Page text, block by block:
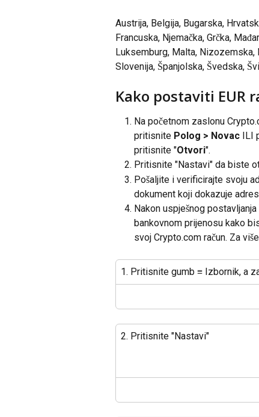
Austrija, Belgija, Bugarska,
Francuska, Njemačka, Grčka,
Luksemburg, Malta, Nizozemska,
Slovenija, Španjolska, Švedska,
Kako postaviti EUR
Na početnom zaslonu
pritisnite Polog > Novac ILI
pritisnite "Otvori".
Pritisnite "Nastavi" da biste
Pošaljite i verificirajte svoju
dokument koji dokazuje
Nakon uspješnog
bankovnom prijenosu kako
svoj Crypto.com račun. Za
1. Pritisnite gumb ≡ Izbornik, a
2. Pritisnite "Nastavi"